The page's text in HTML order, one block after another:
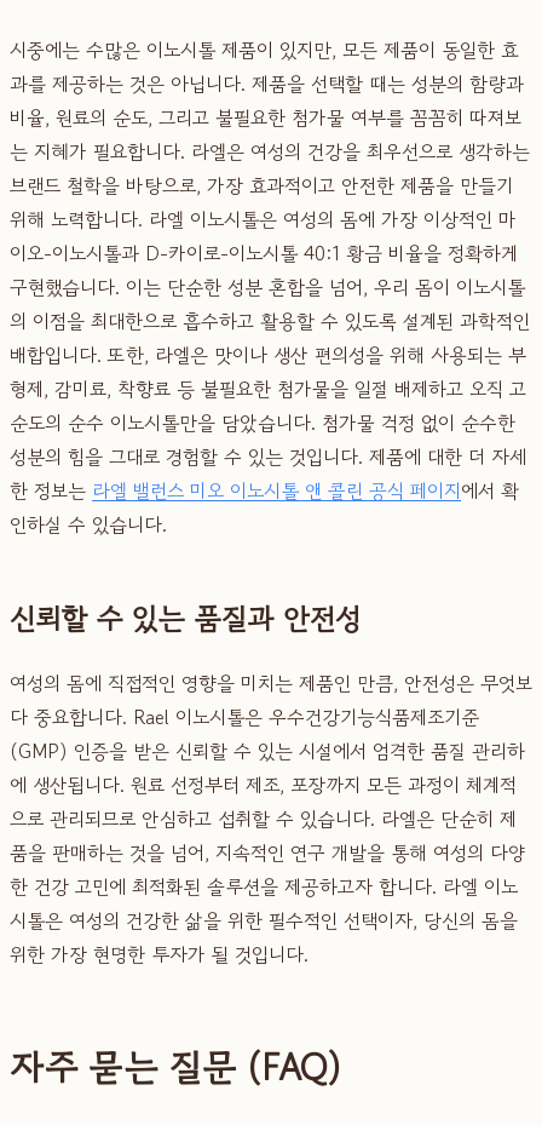
시중에는 수많은 이노시톨 제품이 있지만, 모든 제품이 동일한 효
과를 제공하는 것은 아닙니다. 제품을 선택할 때는 성분의 함량과
비율, 원료의 순도, 그리고 불필요한 첨가물 여부를 꼼꼼히 따져보
는 지혜가 필요합니다. 라엘은 여성의 건강을 최우선으로 생각하는
브랜드 철학을 바탕으로, 가장 효과적이고 안전한 제품을 만들기
위해 노력합니다. 라엘 이노시톨은 여성의 몸에 가장 이상적인 마
이오-이노시톨과 D-카이로-이노시톨 40:1 황금 비율을 정확하게
구현했습니다. 이는 단순한 성분 혼합을 넘어, 우리 몸이 이노시톨
의 이점을 최대한으로 흡수하고 활용할 수 있도록 설계된 과학적인
배합입니다. 또한, 라엘은 맛이나 생산 편의성을 위해 사용되는 부
형제, 감미료, 착향료 등 불필요한 첨가물을 일절 배제하고 오직 고
순도의 순수 이노시톨만을 담았습니다. 첨가물 걱정 없이 순수한
성분의 힘을 그대로 경험할 수 있는 것입니다. 제품에 대한 더 자세
한 정보는 라엘 밸런스 미오 이노시톨 앤 콜린 공식 페이지에서 확
인하실 수 있습니다.
신뢰할 수 있는 품질과 안전성
여성의 몸에 직접적인 영향을 미치는 제품인 만큼, 안전성은 무엇보
다 중요합니다. Rael 이노시톨은 우수건강기능식품제조기준
(GMP) 인증을 받은 신뢰할 수 있는 시설에서 엄격한 품질 관리하
에 생산됩니다. 원료 선정부터 제조, 포장까지 모든 과정이 체계적
으로 관리되므로 안심하고 섭취할 수 있습니다. 라엘은 단순히 제
품을 판매하는 것을 넘어, 지속적인 연구 개발을 통해 여성의 다양
한 건강 고민에 최적화된 솔루션을 제공하고자 합니다. 라엘 이노
시톨은 여성의 건강한 삶을 위한 필수적인 선택이자, 당신의 몸을
위한 가장 현명한 투자가 될 것입니다.
자주 묻는 질문 (FAQ)